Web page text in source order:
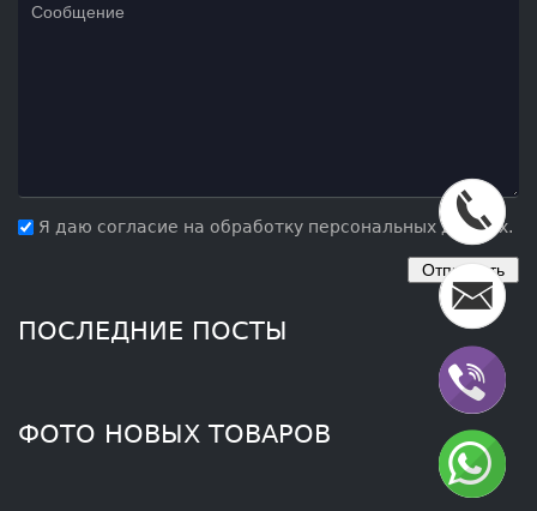
Я даю согласие на обработку персональных данных.
ПОСЛЕДНИЕ ПОСТЫ
ФОТО НОВЫХ ТОВАРОВ